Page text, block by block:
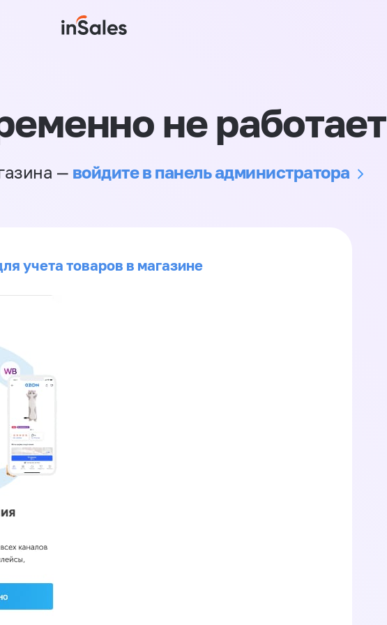
не работает
— войдите в панель администратора
учета товаров в магазине